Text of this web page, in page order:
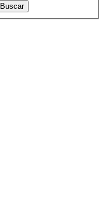
Buscar